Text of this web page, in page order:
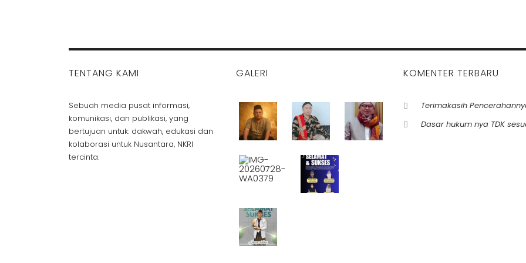
TENTANG KAMI
Sebuah media pusat informasi,
komunikasi, dan publikasi, yang
bertujuan untuk: dakwah, edukasi dan
kolaborasi untuk Nusantara, NKRI
tercinta.
GALERI KOMENTER TERBARU
Terimakasih
Dasar hukum nya TDK